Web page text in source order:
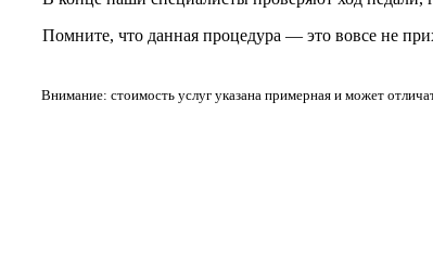
Помните, что данная процедура — это вовсе не
Внимание: стоимость услуг указана примерная и может